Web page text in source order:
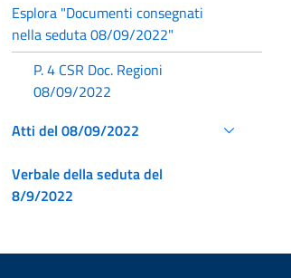
Esplora "Documenti consegnati
nella seduta 08/09/2022"
P. 4 CSR Doc. Regioni
08/09/2022
Atti del 08/09/2022
Verbale della seduta del
8/9/2022